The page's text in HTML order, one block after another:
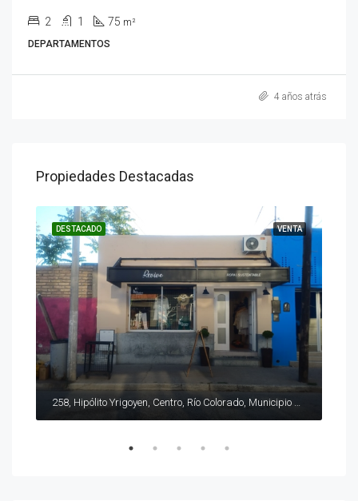
2 1 75 m²
DEPARTAMENTOS
4 años atrás
Propiedades Destacadas
VENTA
DESTACADO
258, Hipólito Yrigoyen, Centro, Río Colorado, Municipio de Río Colorado, Departamento Pichi Mahuida, Río Negro, 8138, Argentina